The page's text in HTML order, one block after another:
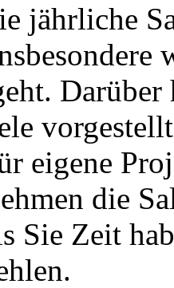
jährliche
eigene
die
Sie Zeit